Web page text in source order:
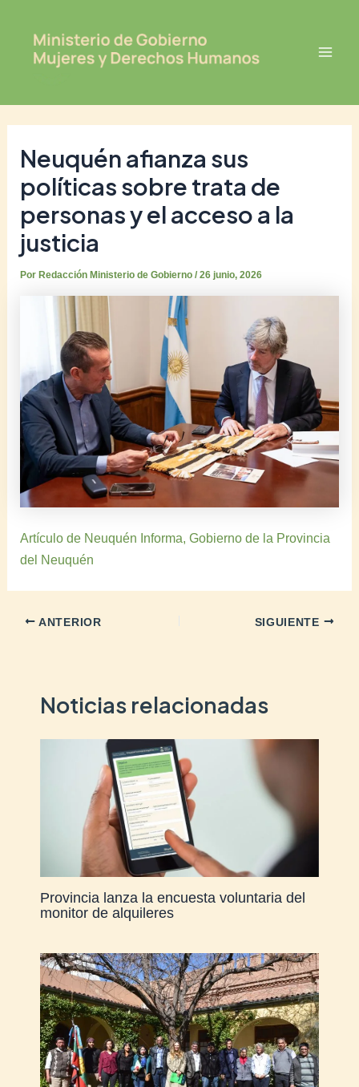
contenido
Neuquén afianza sus
políticas sobre trata de
personas y el acceso a la
justicia
Por Redacción Ministerio de Gobierno/26 junio, 2026
Artículo de Neuquén Informa, Gobierno de la Provincia
del Neuquén
navigation
ANTERIOR SIGUIENTE
Noticias relacionadas
Provincia lanza la encuesta voluntaria del
monitor de alquileres